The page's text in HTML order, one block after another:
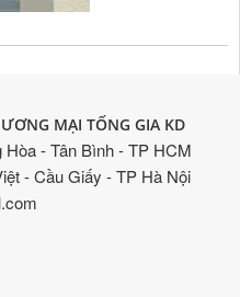
MẠI TỐNG GIA KD
- Tân Bình - TP HCM
- Cầu Giấy - TP Hà Nội